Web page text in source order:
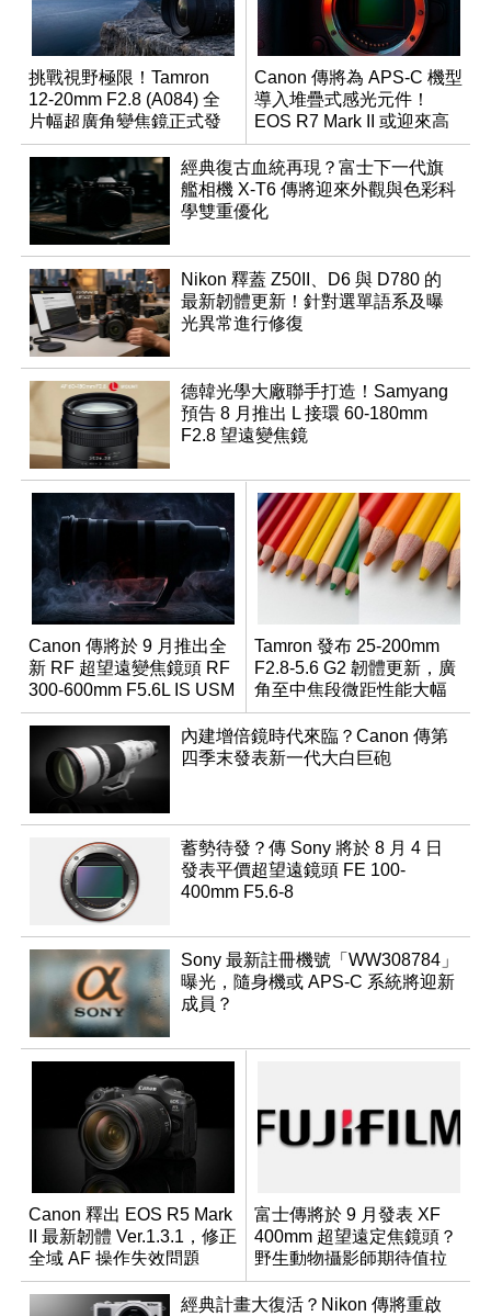
挑戰視野極限！Tamron
12-20mm F2.8 (A084) 全
片幅超廣角變焦鏡正式發
表
Canon 傳將為 APS-C 機型
導入堆疊式感光元件！
EOS R7 Mark II 或迎來高
速讀出升級
經典復古血統再現？富士下一代旗
艦相機 X-T6 傳將迎來外觀與色彩科
學雙重優化
Nikon 釋蓋 Z50II、D6 與 D780 的
最新韌體更新！針對選單語系及曝
光異常進行修復
德韓光學大廠聯手打造！Samyang
預告 8 月推出 L 接環 60-180mm
F2.8 望遠變焦鏡
Canon 傳將於 9 月推出全
新 RF 超望遠變焦鏡頭 RF
300-600mm F5.6L IS USM
Tamron 發布 25-200mm
F2.8-5.6 G2 韌體更新，廣
角至中焦段微距性能大幅
升級
內建增倍鏡時代來臨？Canon 傳第
四季末發表新一代大白巨砲
蓄勢待發？傳 Sony 將於 8 月 4 日
發表平價超望遠鏡頭 FE 100-
400mm F5.6-8
Sony 最新註冊機號「WW308784」
曝光，隨身機或 APS-C 系統將迎新
成員？
Canon 釋出 EOS R5 Mark
II 最新韌體 Ver.1.3.1，修正
全域 AF 操作失效問題
富士傳將於 9 月發表 XF
400mm 超望遠定焦鏡頭？
野生動物攝影師期待值拉
滿
經典計畫大復活？Nikon 傳將重啟